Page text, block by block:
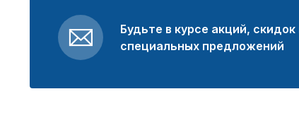
Будьте в курсе акций, скидок
специальных предложений